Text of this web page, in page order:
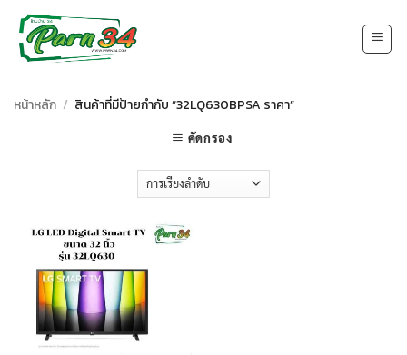
content
หน้าหลัก / สินค้าที่มีป้ายกำกับ “32LQ630BPSA ราคา”
คัดกรอง